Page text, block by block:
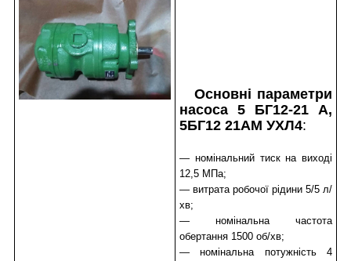
Основні параметри
насоса 5 БГ12-21 А,
5БГ12 21АМ УХЛ4:
— номінальний тиск на виході
12,5 МПа;
— витрата робочої рідини 5/5 л/
хв;
— номінальна частота
обертання 1500 об/хв;
— номінальна потужність 4